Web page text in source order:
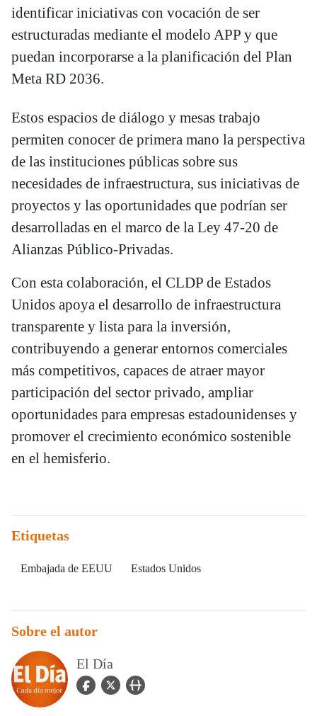
identificar iniciativas con vocación de ser
estructuradas mediante el modelo APP y que
puedan incorporarse a la planificación del Plan
Meta RD 2036.
Estos espacios de diálogo y mesas trabajo
permiten conocer de primera mano la perspectiva
de las instituciones públicas sobre sus
necesidades de infraestructura, sus iniciativas de
proyectos y las oportunidades que podrían ser
desarrolladas en el marco de la Ley 47-20 de
Alianzas Público-Privadas.
Con esta colaboración, el CLDP de Estados
Unidos apoya el desarrollo de infraestructura
transparente y lista para la inversión,
contribuyendo a generar entornos comerciales
más competitivos, capaces de atraer mayor
participación del sector privado, ampliar
oportunidades para empresas estadounidenses y
promover el crecimiento económico sostenible
en el hemisferio.
Etiquetas
Embajada de EEUU Estados Unidos
Sobre el autor
El Día
facebook Icon
twitter Iconuser_url Icon